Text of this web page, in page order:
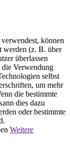
können
werden (z. B. über
überlassen
die Verwendung
selbst
um mehr
die bestimmte
dies dazu
oder bestimmte
Weitere